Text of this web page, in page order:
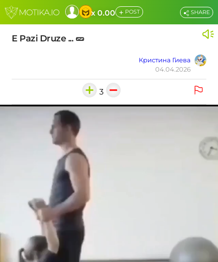
x 0.00 + POST
E Pazi Druze ... 🥒
Кристина Гиева
04.04.2026
SHARE
3